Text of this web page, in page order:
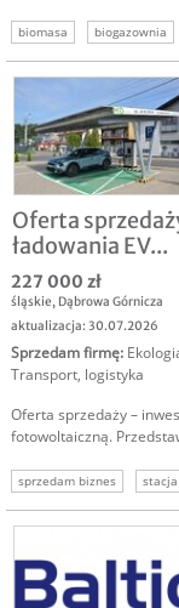
biomasa biogazownia
wysoko białkowa pasza
Oferta
ładowania EV...
227 000 zł
śląskie, Dąbrowa Górnicza
aktualizacja: 30.07.2026
Sprzedam firmę:
Transport, logistyka
Oferta sprzedaży –
fotowoltaiczną.
sprzedam biznes stacja